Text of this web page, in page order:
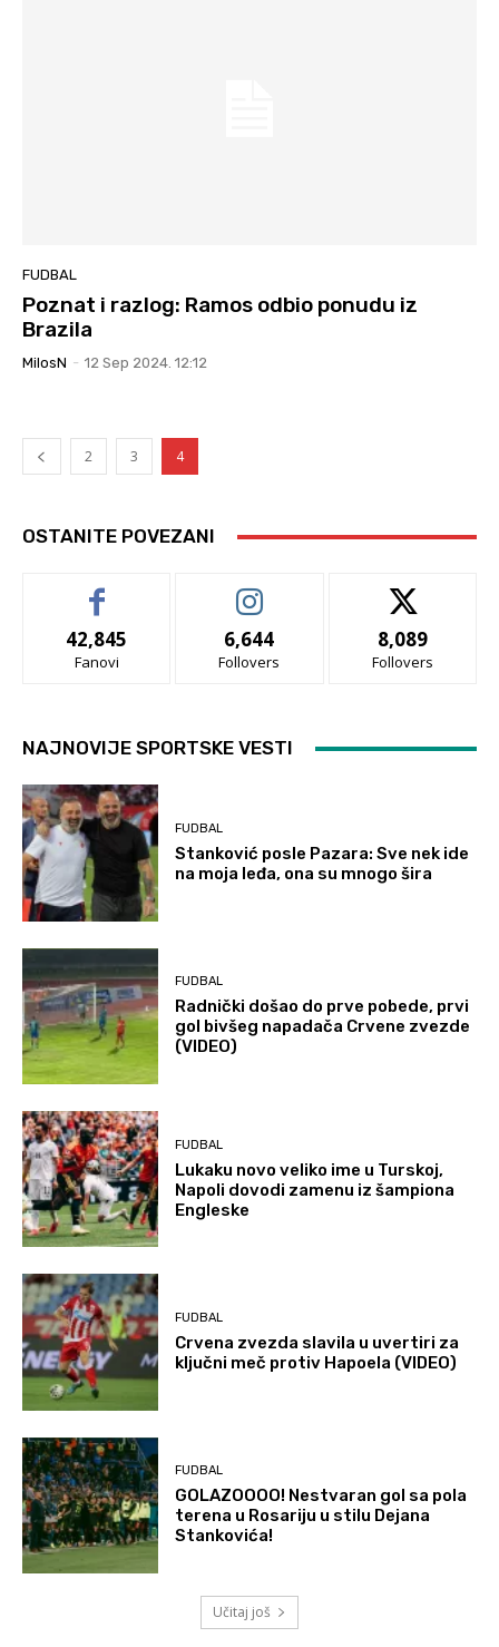
FUDBAL
Poznat i razlog: Ramos odbio ponudu iz
Brazila
MilosN - 12 Sep 2024. 12:12
2 3 4
OSTANITE POVEZANI
42,845
Fanovi
6,644
Follovers
8,089
Follovers
NAJNOVIJE SPORTSKE VESTI
FUDBAL
Stanković posle Pazara: Sve nek ide
na moja leđa, ona su mnogo šira
FUDBAL
Radnički došao do prve pobede, prvi
gol bivšeg napadača Crvene zvezde
(VIDEO)
FUDBAL
Lukaku novo veliko ime u Turskoj,
Napoli dovodi zamenu iz šampiona
Engleske
FUDBAL
Crvena zvezda slavila u uvertiri za
ključni meč protiv Hapoela (VIDEO)
FUDBAL
GOLAZOOOO! Nestvaran gol sa pola
terena u Rosariju u stilu Dejana
Stankovića!
Učitaj još